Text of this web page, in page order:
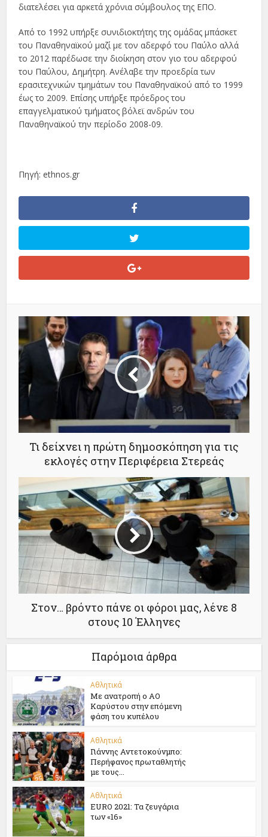
διατελέσει για αρκετά χρόνια σύμβουλος της ΕΠΟ.
Από το 1992 υπήρξε συνιδιοκτήτης της ομάδας μπάσκετ
του Παναθηναϊκού μαζί με τον αδερφό του Παύλο αλλά
το 2012 παρέδωσε την διοίκηση στον γιο του αδερφού
του Παύλου, Δημήτρη. Ανέλαβε την προεδρία των
ερασιτεχνικών τμημάτων του Παναθηναϊκού από το 1999
έως το 2009. Επίσης υπήρξε πρόεδρος του
επαγγελματικού τμήματος βόλεϊ ανδρών του
Παναθηναϊκού την περίοδο 2008-09.
Πηγή: ethnos.gr
Τι δείχνει η πρώτη δημοσκόπηση για τις
εκλογές στην Περιφέρεια Στερεάς
Στον… βρόντο πάνε οι φόροι μας, λένε 8
στους 10 Έλληνες
Παρόμοια άρθρα
Αθλητικά
Με ανατροπή ο ΑΟ
Καρύστου στην επόμενη
φάση του κυπέλου
Αθλητικά
Γιάννης Αντετοκούνμπο:
Περήφανος πρωταθλητής
με τους...
Αθλητικά
EURO 2021: Τα ζευγάρια
των «16»